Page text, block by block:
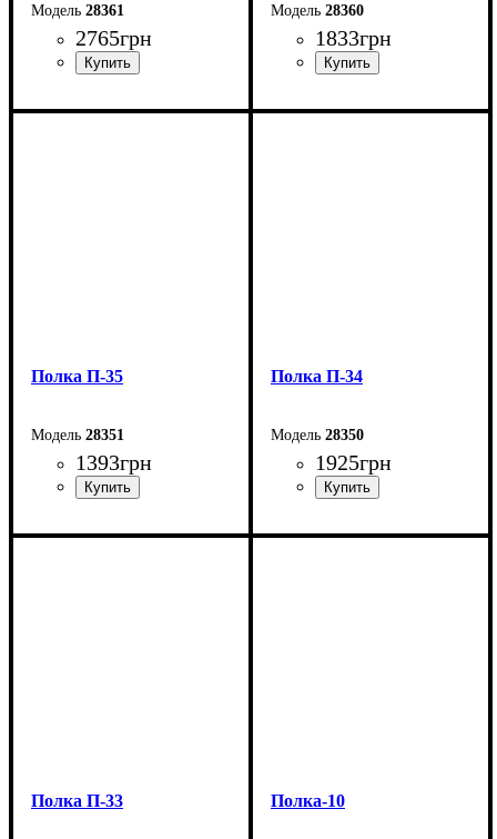
28361
2765грн
Ширина: 140,2 см
28360
1833грн
Ширина: 105,5 см
Полка П-35
28351
1393грн
Ширина: 59,6 см
Полка П-34
28350
1925грн
Ширина: 59,6 см
Полка П-33 Полка-10